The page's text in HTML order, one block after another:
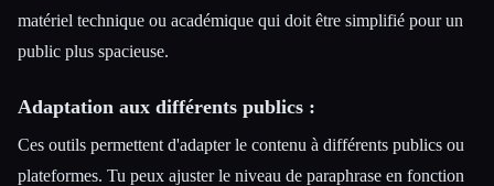
matériel technique ou académique qui doit être simplifié pour un
public plus spacieuse.
Adaptation aux différents publics :
Ces outils permettent d'adapter le contenu à différents publics ou
plateformes. Tu peux ajuster le niveau de paraphrase en fonction